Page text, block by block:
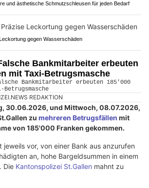
und ästhetische Schmutzschleusen für jeden Bedarf
gegen Wasserschäden
Bankmitarbeiter erbeuten
mit Taxi-Betrugsmasche
REDAKTION
30.06.2026, und Mittwoch, 08.07.2026,
zu mehreren Betrugsfällen mit
von 185'000 Franken gekommen.
jeweils vor, von einer Bank aus anzurufen
an, hohe Bargeldsummen in einem
Die Kantonspolizei St.Gallen mahnt zu